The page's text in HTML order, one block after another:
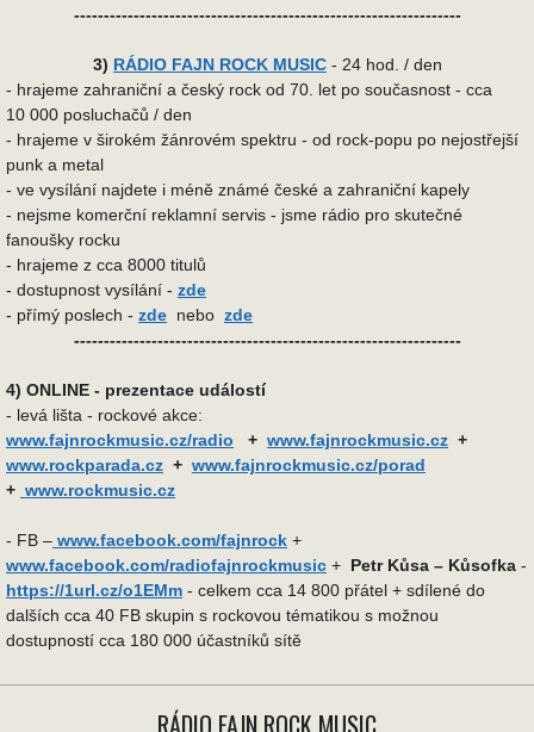
-----------------------------------------------------------------
3) RÁDIO FAJN ROCK MUSIC - 24 hod. / den
- hrajeme zahraniční a český rock od 70. let po současnost - cca
10 000 posluchačů / den
- hrajeme v širokém žánrovém spektru - od rock-popu po nejostřejší
punk a metal
- ve vysílání najdete i méně známé české a zahraniční kapely
- nejsme komerční reklamní servis - jsme rádio pro skutečné
fanoušky rocku
- hrajeme z cca 8000 titulů
- dostupnost vysílání - zde
- přímý poslech - zde nebo zde
-----------------------------------------------------------------
4) ONLINE - prezentace událostí
- levá lišta - rockové akce:
www.fajnrockmusic.cz/radio + www.fajnrockmusic.cz +
www.rockparada.cz + www.fajnrockmusic.cz/porad
+ www.rockmusic.cz
- FB – www.facebook.com/fajnrock +
www.facebook.com/radiofajnrockmusic + Petr Kůsa – Kůsofka -
https://1url.cz/o1EMm - celkem cca 14 800 přátel + sdílené do
dalších cca 40 FB skupin s rockovou tématikou s možnou
dostupností cca 180 000 účastníků sítě
RÁDIO FAJN ROCK MUSIC